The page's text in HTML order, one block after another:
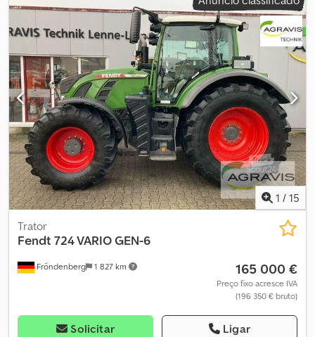
1 / 15
Fröndenberg 1 827 km
Trator
Fendt 724 VARIO GEN-6
165 000 €
Preço fixo acresce IVA
(196 350 € bruto)
Solicitar Ligar